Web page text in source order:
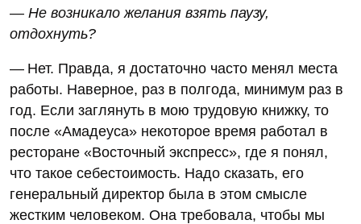
— Не возникало желания взять паузу,
отдохнуть?
— Нет. Правда, я достаточно часто менял места
работы. Наверное, раз в полгода, минимум раз в
год. Если заглянуть в мою трудовую книжку, то
после «Амадеуса» некоторое время работал в
ресторане «Восточный экспресс», где я понял,
что такое себестоимость. Надо сказать, его
генеральный директор была в этом смысле
жестким человеком. Она требовала, чтобы мы